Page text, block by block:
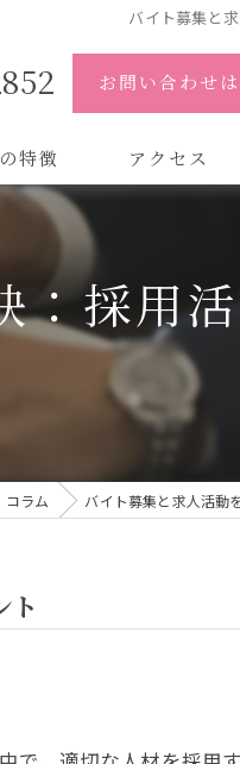
バイト募集と
お問い合わせ
特徴 アクセス
株式会社AOA
株式会社AOA
採用
コラム バイト募集と求人活動
ト